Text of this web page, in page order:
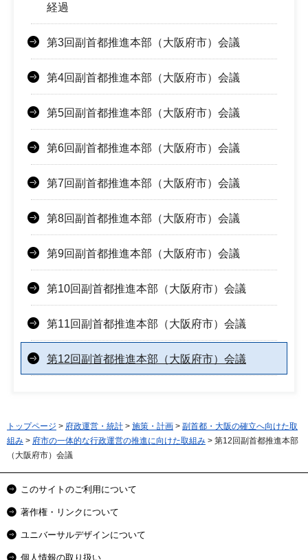
経過
第3回副首都推進本部（大阪府市）会議
第4回副首都推進本部（大阪府市）会議
第5回副首都推進本部（大阪府市）会議
第6回副首都推進本部（大阪府市）会議
第7回副首都推進本部（大阪府市）会議
第8回副首都推進本部（大阪府市）会議
第9回副首都推進本部（大阪府市）会議
第10回副首都推進本部（大阪府市）会議
第11回副首都推進本部（大阪府市）会議
第12回副首都推進本部（大阪府市）会議
トップページ > 府政運営・統計 > 施策・計画 > 副首都・大阪の確立へ向けた取
組み > 府市の一体的な行政運営の推進に向けた取組み > 第12回副首都推進本部
（大阪府市）会議
このサイトのご利用について
著作権・リンクについて
ユニバーサルデザインについて
個人情報の取り扱い